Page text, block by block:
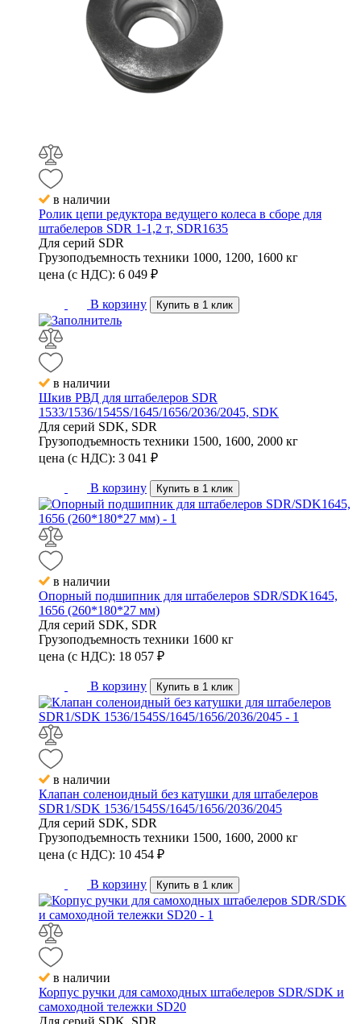
в наличии
Ролик цепи редуктора ведущего колеса в сборе для
штабелеров SDR 1-1,2 т, SDR1635
Для серий SDR
Грузоподъемность техники 1000, 1200, 1600 кг
цена (с НДС): 6 049 ₽
В корзину Купить в 1 клик
в наличии
Шкив РВД для штабелеров SDR
1533/1536/1545S/1645/1656/2036/2045, SDK
Для серий SDK, SDR
Грузоподъемность техники 1500, 1600, 2000 кг
цена (с НДС): 3 041 ₽
В корзину Купить в 1 клик
в наличии
Опорный подшипник для штабелеров SDR/SDK1645,
1656 (260*180*27 мм)
Для серий SDK, SDR
Грузоподъемность техники 1600 кг
цена (с НДС): 18 057 ₽
В корзину Купить в 1 клик
в наличии
Клапан соленоидный без катушки для штабелеров
SDR1/SDK 1536/1545S/1645/1656/2036/2045
Для серий SDK, SDR
Грузоподъемность техники 1500, 1600, 2000 кг
цена (с НДС): 10 454 ₽
В корзину Купить в 1 клик
в наличии
Корпус ручки для самоходных штабелеров SDR/SDK и
самоходной тележки SD20